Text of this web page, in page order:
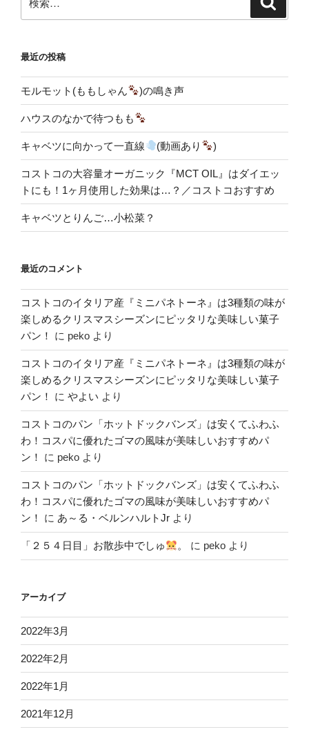
索:
最近の投稿
モルモット(ももしゃん )の鳴き声
ハウスのなかで待つもも
キャベツに向かって一直線 (動画あり )
コストコの大容量オーガニック『MCT OIL』はダイエッ
トにも！1ヶ月使用した効果は…？／コストコおすすめ
キャベツとりんご…小松菜？
最近のコメント
コストコのイタリア産『ミニパネトーネ』は3種類の味が
楽しめるクリスマスシーズンにピッタリな美味しい菓子
パン！
に peko より
コストコのイタリア産『ミニパネトーネ』は3種類の味が
楽しめるクリスマスシーズンにピッタリな美味しい菓子
パン！
に やよい より
コストコのパン「ホットドックバンズ」は安くてふわふ
わ！コスパに優れたゴマの風味が美味しいおすすめパ
ン！
に peko より
コストコのパン「ホットドックバンズ」は安くてふわふ
わ！コスパに優れたゴマの風味が美味しいおすすめパ
ン！
に あ～る・ベルンハルトJr より
「２５４日目」お散歩中でしゅ 。 に peko より
アーカイブ
2022年3月
2022年2月
2022年1月
2021年12月